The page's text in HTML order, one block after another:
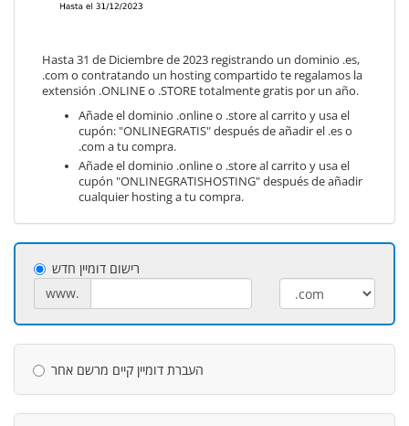
Hasta 31 de Diciembre de 2023 registrando un dominio .es,
.com o contratando un hosting compartido te regalamos la
extensión .ONLINE o .STORE totalmente gratis por un año.
Añade el dominio .online o .store al carrito y usa el
cupón: "ONLINEGRATIS" después de añadir el .es o
.com a tu compra.
Añade el dominio .online o .store al carrito y usa el
cupón "ONLINEGRATISHOSTING" después de añadir
cualquier hosting a tu compra.
רישום דומיין חדש
www.
העברת דומיין קיים מרשם אחר